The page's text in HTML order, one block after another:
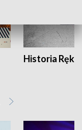
Historia Ręką